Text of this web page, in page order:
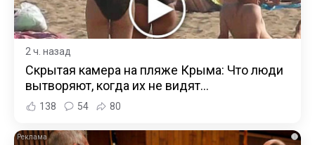
2 ч. назад
Скрытая камера на пляже Крыма: Что люди
вытворяют, когда их не видят...
138 54 80
i